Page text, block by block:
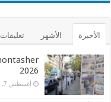
الأخيرة الأشهر تعليقات
2026
أغسطس 7, 2026